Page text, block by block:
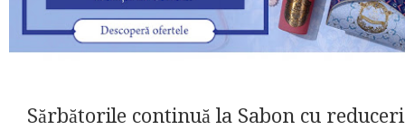
Sărbătorile continuă la Sabon cu